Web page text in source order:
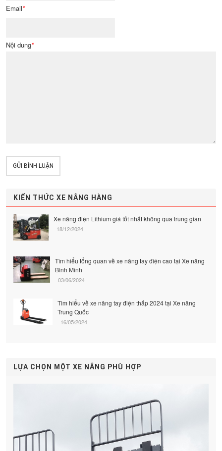
Email*
Nội dung*
GỬI BÌNH LUẬN
KIẾN THỨC XE NÂNG HÀNG
Xe nâng điện Lithium giá tốt nhất không qua trung gian
18/12/2024
Tìm hiểu tổng quan về xe nâng tay điện cao tại Xe nâng
Bình Minh
03/06/2024
Tìm hiểu về xe nâng tay điện thấp 2024 tại Xe nâng
Trung Quốc
16/05/2024
LỰA CHỌN MỘT XE NÂNG PHÙ HỢP